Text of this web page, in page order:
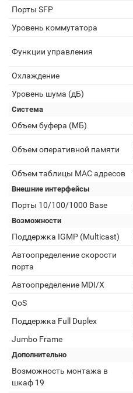
Порты SFP
Уровень коммутатора
Функции управления
Охлаждение
Уровень шума (дБ)
Система
Объем буфера (МБ)
Объем оперативной памяти
Объем таблицы MAC адресов
Внешние интерфейсы
Порты 10/100/1000 Base
Возможности
Поддержка IGMP (Multicast)
Автоопределение скорости
порта
Автоопределение MDI/X
QoS
Поддержка Full Duplex
Jumbo Frame
Дополнительно
Возможность монтажа в
шкаф 19